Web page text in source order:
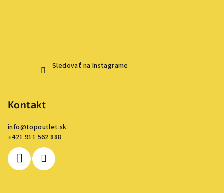
Sledovať na Instagrame
Kontakt
info@topoutlet.sk
+421 911 562 888